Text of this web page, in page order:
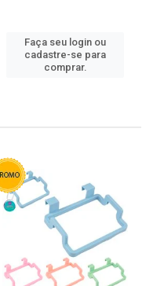
Faça seu login ou
cadastre-se para
comprar.